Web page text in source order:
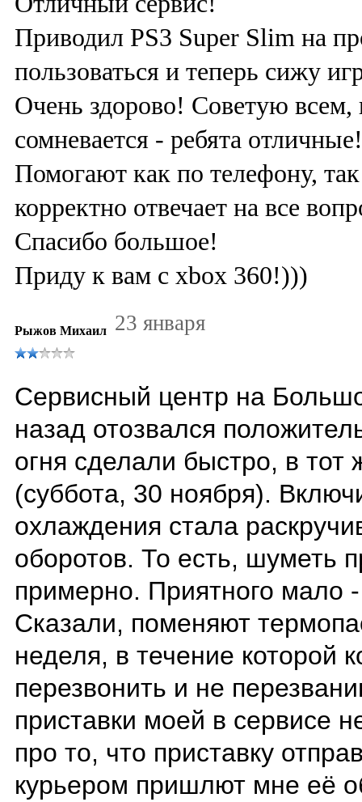
Приводил PS3 Super Slim на
пользоваться и теперь сижу
Очень здорово! Советую всем,
сомневается - ребята
Помогают как по телефону,
корректно отвечает на все
Спасибо большое!
Приду к вам с xbox 360!)))
Рыжов Михаил 23 января
Сервисный центр на
назад отозвался
огня сделали быстро, в тот
(суббота, 30 ноября).
охлаждения стала
оборотов. То есть, шуметь
примерно. Приятного мало
Сказали, поменяют
неделя, в течение которой
перезвонить и не
приставки моей в сервисе
про то, что приставку
курьером пришлют мне её